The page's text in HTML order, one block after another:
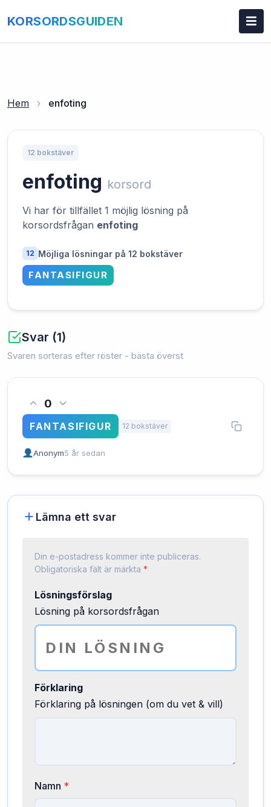
KORSORDSGUIDEN
Hem › enfoting
12 bokstäver
enfoting korsord
Vi har för tillfället 1 möjlig lösning på
korsordsfrågan enfoting
12 Möjliga lösningar på 12 bokstäver
FANTASIFIGUR
Svar (1)
Svaren sorteras efter röster - bästa överst
0
FANTASIFIGUR 12 bokstäver
Anonym5 år sedan
Lämna ett svar
Din e-postadress kommer inte publiceras.
Obligatoriska fält är märkta *
Lösningsförslag
Lösning på korsordsfrågan
Förklaring
Förklaring på lösningen (om du vet & vill)
Namn *